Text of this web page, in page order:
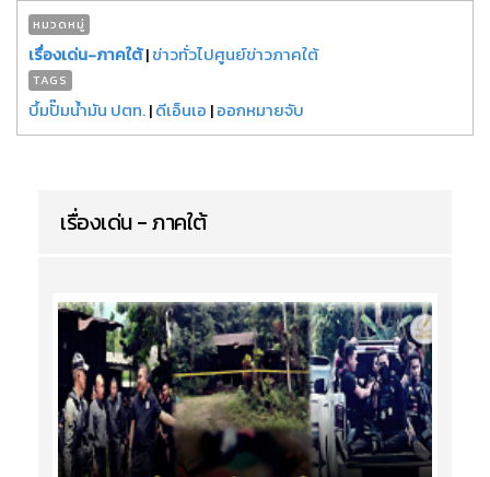
หมวดหมู่
เรื่องเด่น-ภาคใต้|ข่าวทั่วไปศูนย์ข่าวภาคใต้
TAGS
บึ้มปั๊มน้ำมัน ปตท.|ดีเอ็นเอ |ออกหมายจับ
เรื่องเด่น - ภาคใต้